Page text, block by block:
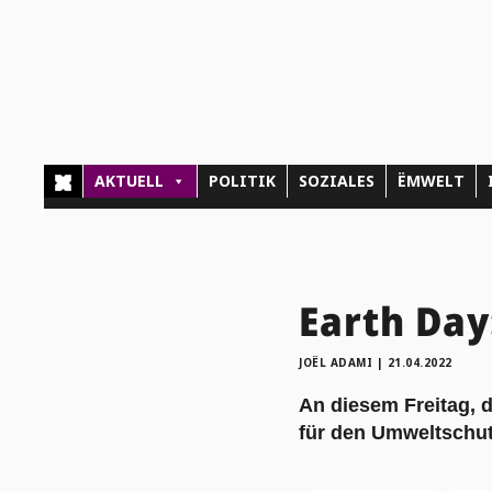
AKTUELL POLITIK SOZIALES ËMWELT
Earth
JOËL ADAMI | 21.04.2022
An diesem Freitag,
für den